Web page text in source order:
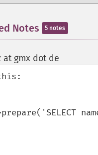
Notes 5 notes
at gmx dot de